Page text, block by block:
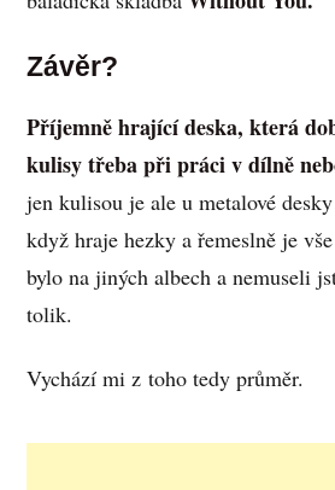
Závěr?
Příjemně hrající deska, která
kulisy třeba při práci v dílně
jen kulisou je ale u metalové
když hraje hezky a řemeslně je
bylo na jiných albech a nemuseli
tolik.
Vychází mi z toho tedy průměr.